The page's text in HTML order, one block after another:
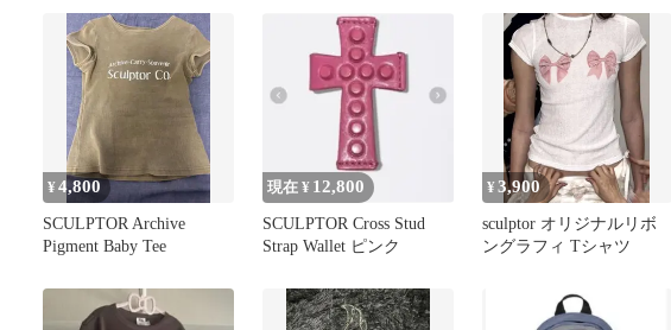
¥4,800
SCULPTOR Archive
Pigment Baby Tee
現在 ¥ 12,800
SCULPTOR Cross Stud
Strap Wallet ピンク
¥3,900
sculptor オリジナルリボ
ングラフィ Tシャツ